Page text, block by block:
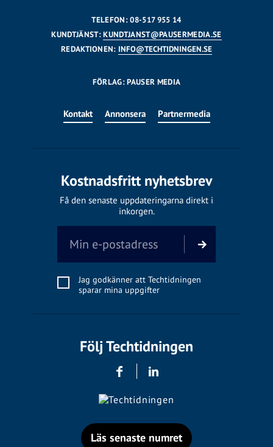
TELEFON: 08-517 955 14
KUNDTJÄNST:KUNDTJANST@PAUSERMEDIA.SE
REDAKTIONEN: INFO@TECHTIDNINGEN.SE
FÖRLAG: PAUSER MEDIA
Kontakt Annonsera Partnermedia
Kostnadsfritt nyhetsbrev
Få den senaste uppdateringarna direkt i
inkorgen.
Jag godkänner att Techtidningen
sparar mina uppgifter
Följ Techtidningen
Läs senaste numret